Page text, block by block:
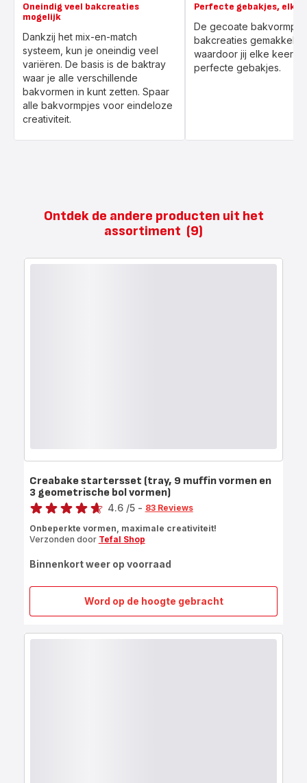
Oneindig veel bakcreaties
mogelijk
Dankzij het mix-en-match
systeem, kun je oneindig veel
variëren. De basis is de baktray
waar je alle verschillende
bakvormen in kunt zetten. Spaar
alle bakvormpjes voor eindeloze
creativiteit.
Perfecte gebakjes, elke
De gecoate
bakcreaties gemakkelijk
waardoor jij elke keer
perfecte gebakjes.
Ontdek de andere producten uit het
assortiment (9)
Word op de hoogte gebracht
Creabake
(tray,
Creabake startersset (tray, 9 muffin vormen en
3 geometrische bol vormen)
Score
4.6 /5 - 83 Reviews
Onbeperkte vormen, maximale creativiteit!
Verzonden door Tefal Shop
Binnenkort weer op voorraad